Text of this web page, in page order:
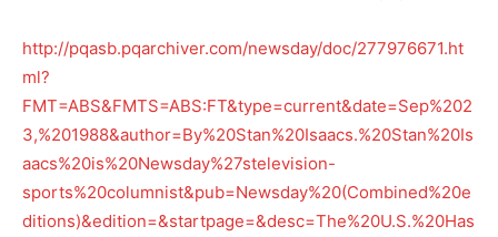
http://pqasb.pqarchiver.com/newsday/doc/277976671.ht
ml?
FMT=ABS&FMTS=ABS:FT&type=current&date=Sep%202
3,%201988&author=By%20Stan%20Isaacs.%20Stan%20Is
aacs%20is%20Newsday%27stelevision-
sports%20columnist&pub=Newsday%20(Combined%20e
ditions)&edition=&startpage=&desc=The%20U.S.%20Has